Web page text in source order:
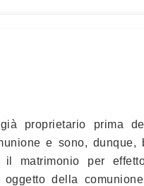
proprietario prima
e sono, dunque,
matrimonio per
della